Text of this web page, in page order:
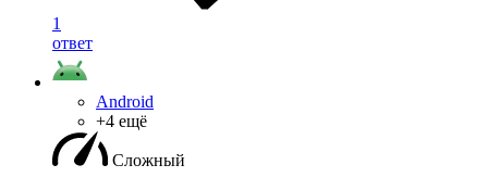
1
ответ
Android
+4 ещё
Сложный